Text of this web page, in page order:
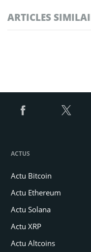
ARTICLES
ACTUS
Actu Bitcoin
Actu Ethereum
Actu Solana
Actu XRP
Actu Altcoins